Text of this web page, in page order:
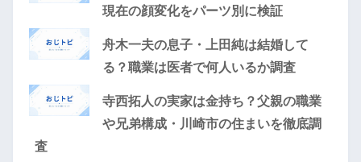
現在の顔変化をパーツ別に検証
舟木一夫の息子・上田純は結婚して
る？職業は医者で何人いるか調査
寺西拓人の実家は金持ち？父親の職業
や兄弟構成・川崎市の住まいを徹底調
査